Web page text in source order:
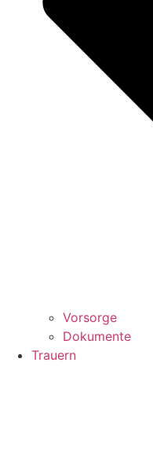
Vorsorge
Dokumente
Trauern